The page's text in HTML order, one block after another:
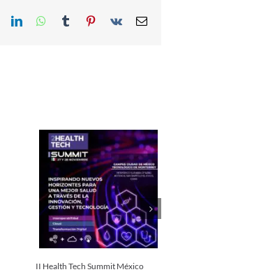
LinkedInWhatsApp
Tumblr Pinterest
Vk Email
II Health Tech Summit México